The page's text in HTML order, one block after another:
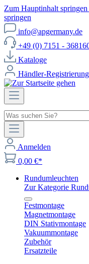
Zum Hauptinhalt springen
springen
info@apgermany.de
+49 (0) 7151 -
Kataloge
Händler-Registrierung
Anmelden
0,00 €*
Rundumleuchten
Zur Kategorie
Festmontage
Magnetmontage
DIN Stativmontage
Vakuummontage
Zubehör
Ersatzteile